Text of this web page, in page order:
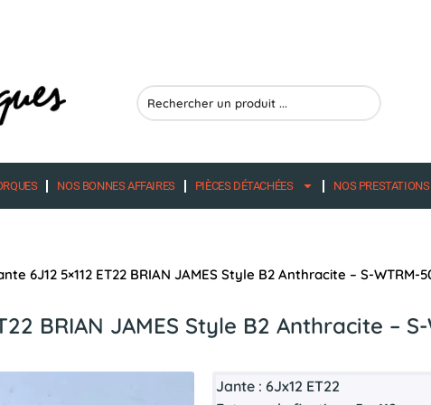
Search
...
NOS BONNES AFFAIRES PIÈCES DÉTACHÉES NOS PRESTATIONS
BRIAN JAMES Style B2 Anthracite –
6J12 5×112 ET22 BRIAN JAMES Style B2 Anthracite – S-WTRM-
Jante : 6Jx12 ET22